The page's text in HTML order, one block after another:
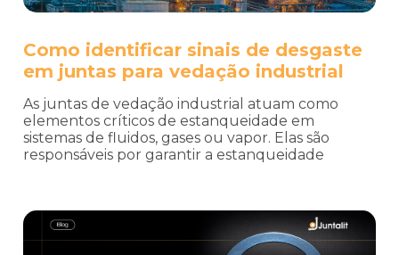
Como identificar sinais de desgaste
em juntas para vedação industrial
As juntas de vedação industrial atuam como
elementos críticos de estanqueidade em
sistemas de fluidos, gases ou vapor. Elas são
responsáveis por garantir a estanqueidade